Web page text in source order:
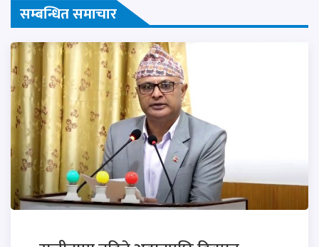
सम्बन्धित समाचार